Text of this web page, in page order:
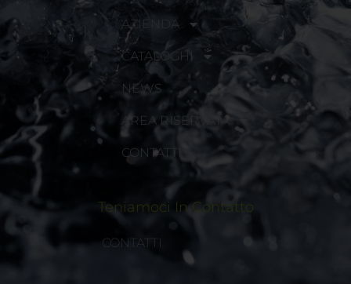
AZIENDA
CATALOGHI
NEWS
AREA RISERVATA
CONTATTI
Teniamoci In Contatto
CONTATTI